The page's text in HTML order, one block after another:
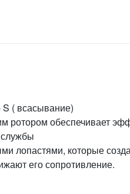
( всасывание)
ротором обеспечивает
службы
лопастями, которые
его сопротивление.